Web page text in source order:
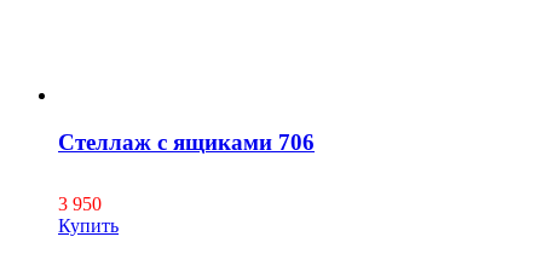
Стеллаж с ящиками 706
3 950
Купить